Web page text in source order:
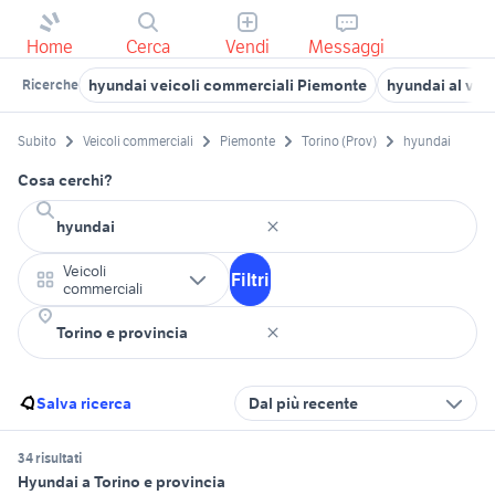
Home Cerca Vendi Messaggi
Ricerche hyundai veicoli commerciali Piemonte hyundai al
Subito Veicoli commerciali Piemonte Torino (Prov) hyundai
Cosa cerchi?
Veicoli
commerciali
Filtri
Salva ricerca Dal più recente
34 risultati
Hyundai a Torino e provincia